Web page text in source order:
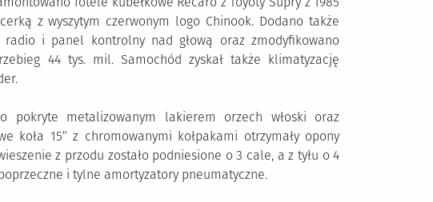
z wyszytym czerwonym logo Chinook. Dodano także
i panel kontrolny nad głową oraz zmodyfikowano
44 tys. mil. Samochód zyskał także klimatyzację
pokryte metalizowanym lakierem orzech włoski oraz
koła 15″ z chromowanymi kołpakami otrzymały opony
z przodu zostało podniesione o 3 cale, a z tyłu o 4
i tylne amortyzatory pneumatyczne.